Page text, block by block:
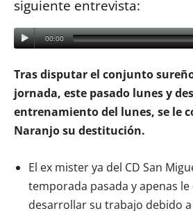
siguiente entrevista:
00:00
Tras disputar el conjunto
jornada, este pasado lunes y
entrenamiento del lunes, se le
Naranjo su destitución.
El ex mister ya del CD San
temporada pasada y apenas
desarrollar su trabajo debido